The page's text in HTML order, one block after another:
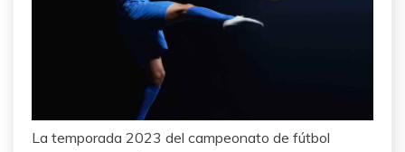
La temporada 2023 del campeonato de fútbol